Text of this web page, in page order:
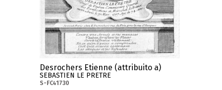
Desrochers Etienne (attribuito a)
SEBASTIEN LE PRETRE
S-FC41730